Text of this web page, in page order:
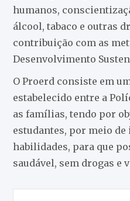
humanos,
álcool, tabaco e outras
contribuição com as
Desenvolvimento
O Proerd consiste em
estabelecido entre a
as famílias, tendo por
estudantes, por meio de
habilidades, para que
saudável, sem drogas e